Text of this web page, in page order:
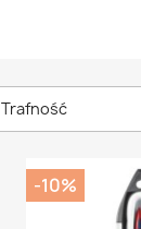
Trafność
-10%